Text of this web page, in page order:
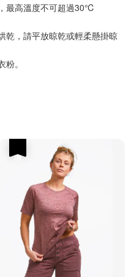
最高溫度不可超過30℃
乾，請平放晾乾或輕柔懸掛晾
。